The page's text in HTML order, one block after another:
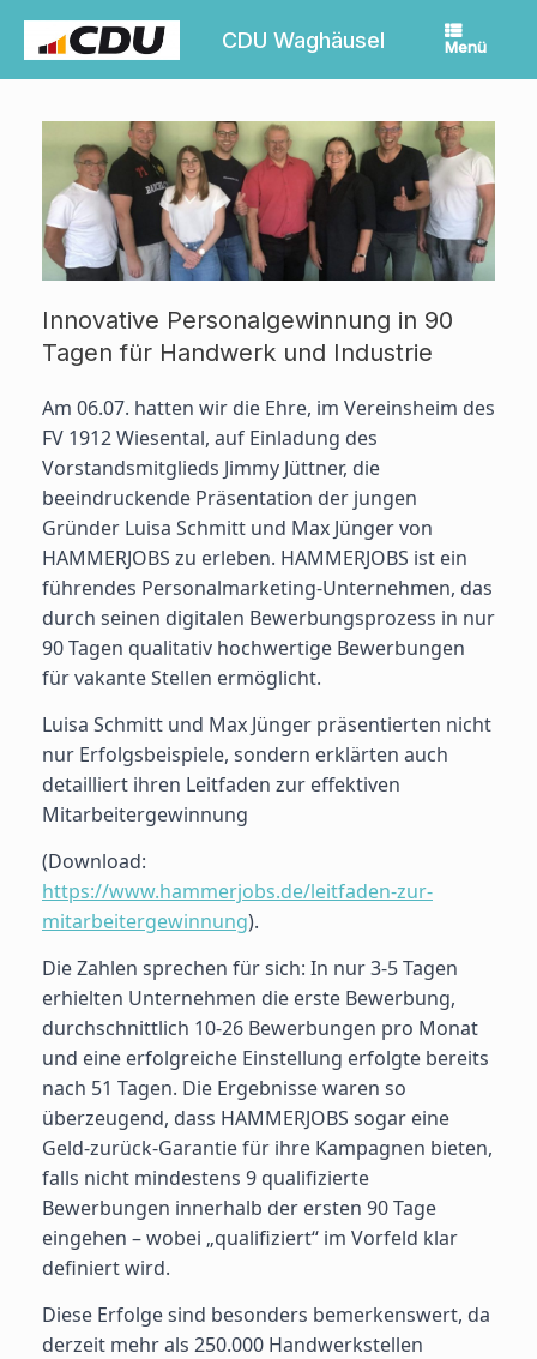
springen
CDU Waghäusel Menü
Innovative Personalgewinnung in 90
Tagen für Handwerk und Industrie
Am 06.07. hatten wir die Ehre, im Vereinsheim des
FV 1912 Wiesental, auf Einladung des
Vorstandsmitglieds Jimmy Jüttner, die
beeindruckende Präsentation der jungen
Gründer Luisa Schmitt und Max Jünger von
HAMMERJOBS zu erleben. HAMMERJOBS ist ein
führendes Personalmarketing-Unternehmen, das
durch seinen digitalen Bewerbungsprozess in nur
90 Tagen qualitativ hochwertige Bewerbungen
für vakante Stellen ermöglicht.
Luisa Schmitt und Max Jünger präsentierten nicht
nur Erfolgsbeispiele, sondern erklärten auch
detailliert ihren Leitfaden zur effektiven
Mitarbeitergewinnung
(Download:
https://www.hammerjobs.de/leitfaden-zur-
mitarbeitergewinnung).
Die Zahlen sprechen für sich: In nur 3-5 Tagen
erhielten Unternehmen die erste Bewerbung,
durchschnittlich 10-26 Bewerbungen pro Monat
und eine erfolgreiche Einstellung erfolgte bereits
nach 51 Tagen. Die Ergebnisse waren so
überzeugend, dass HAMMERJOBS sogar eine
Geld-zurück-Garantie für ihre Kampagnen bieten,
falls nicht mindestens 9 qualifizierte
Bewerbungen innerhalb der ersten 90 Tage
eingehen – wobei „qualifiziert“ im Vorfeld klar
definiert wird.
Diese Erfolge sind besonders bemerkenswert, da
derzeit mehr als 250.000 Handwerkstellen